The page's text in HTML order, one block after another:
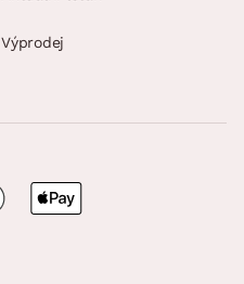
Výprodej